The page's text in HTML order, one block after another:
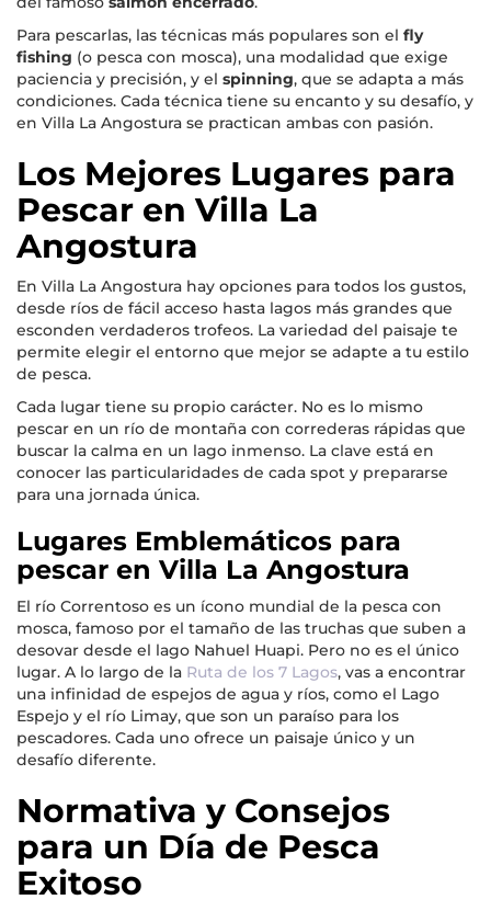
Para pescarlas, las técnicas más populares son el fly
fishing (o pesca con mosca), una modalidad que exige
paciencia y precisión, y el spinning, que se adapta a más
condiciones. Cada técnica tiene su encanto y su desafío, y
en Villa La Angostura se practican ambas con pasión.
Los Mejores Lugares para
Pescar en Villa La
Angostura
En Villa La Angostura hay opciones para todos los gustos,
desde ríos de fácil acceso hasta lagos más grandes que
esconden verdaderos trofeos. La variedad del paisaje te
permite elegir el entorno que mejor se adapte a tu estilo
de pesca.
Cada lugar tiene su propio carácter. No es lo mismo
pescar en un río de montaña con correderas rápidas que
buscar la calma en un lago inmenso. La clave está en
conocer las particularidades de cada spot y prepararse
para una jornada única.
Lugares Emblemáticos para
pescar en Villa La Angostura
El río Correntoso es un ícono mundial de la pesca con
mosca, famoso por el tamaño de las truchas que suben a
desovar desde el lago Nahuel Huapi. Pero no es el único
lugar. A lo largo de la Ruta de los 7 Lagos, vas a encontrar
una infinidad de espejos de agua y ríos, como el Lago
Espejo y el río Limay, que son un paraíso para los
pescadores. Cada uno ofrece un paisaje único y un
desafío diferente.
Normativa y Consejos
para un Día de Pesca
Exitoso